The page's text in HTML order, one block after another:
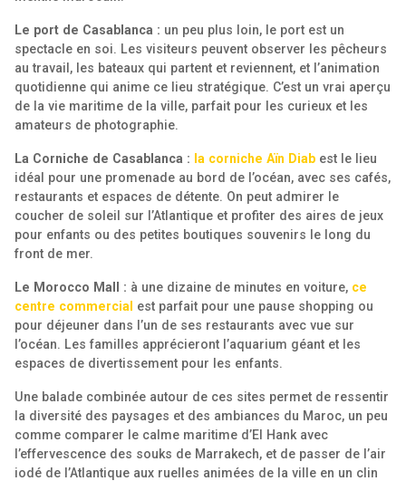
Le port de Casablanca : un peu plus loin, le port est un
spectacle en soi. Les visiteurs peuvent observer les pêcheurs
au travail, les bateaux qui partent et reviennent, et l’animation
quotidienne qui anime ce lieu stratégique. C’est un vrai aperçu
de la vie maritime de la ville, parfait pour les curieux et les
amateurs de photographie.
La Corniche de Casablanca : la corniche Aïn Diab est le lieu
idéal pour une promenade au bord de l’océan, avec ses cafés,
restaurants et espaces de détente. On peut admirer le
coucher de soleil sur l’Atlantique et profiter des aires de jeux
pour enfants ou des petites boutiques souvenirs le long du
front de mer.
Le Morocco Mall : à une dizaine de minutes en voiture, ce
centre commercial
est parfait pour une pause shopping ou
pour déjeuner dans l’un de ses restaurants avec vue sur
l’océan. Les familles apprécieront l’aquarium géant et les
espaces de divertissement pour les enfants.
Une balade combinée autour de ces sites permet de ressentir
la diversité des paysages et des ambiances du Maroc, un peu
comme comparer le calme maritime d’El Hank avec
l’effervescence des souks de Marrakech, et de passer de l’air
iodé de l’Atlantique aux ruelles animées de la ville en un clin